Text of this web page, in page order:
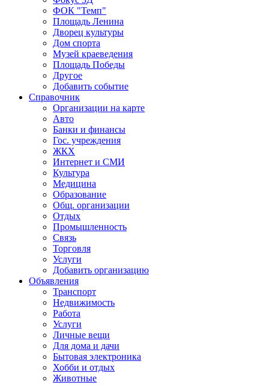
ФОК "Темп"
Площадь Ленина
Дворец культуры
Дом спорта
Музей краеведения
Площадь Победы
Другое
Добавить событие
Справочник
Организации на карте
Авто
Банки и финансы
Гос. учреждения
ЖКХ
Интернет и СМИ
Культура
Медицина
Образование
Общ. организации
Отдых
Промышленность
Связь
Торговля
Услуги
Добавить организацию
Объявления
Транспорт
Недвижимость
Работа
Услуги
Личные вещи
Для дома и дачи
Бытовая электроника
Хобби и отдых
Животные